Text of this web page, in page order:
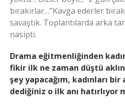
bırakırlar…”Kavga ederler
savaştık. Toplantılarda arka
nasipti.
Drama eğitmenliğinden
fikir ilk ne zaman düştü
şey yapacağım, kadınları
dediğiniz o ilk anı hatırlıyor